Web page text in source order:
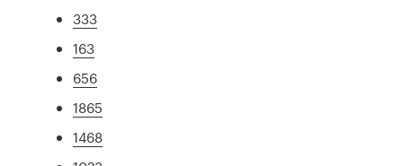
333
163
656
1865
1468